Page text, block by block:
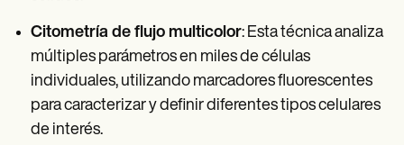
Citometría de flujo multicolor: Esta técnica analiza
múltiples parámetros en miles de células
individuales, utilizando marcadores fluorescentes
para caracterizar y definir diferentes tipos celulares
de interés.